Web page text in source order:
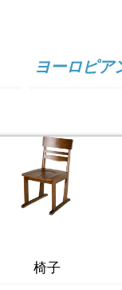
ヨーロピア
椅子